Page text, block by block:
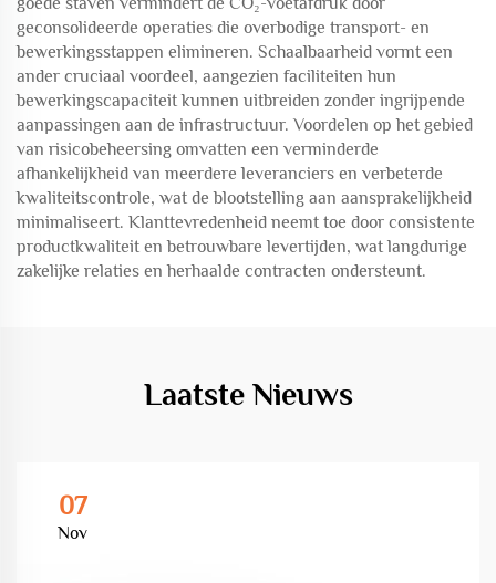
geconsolideerde operaties die overbodige transport- en
bewerkingsstappen elimineren. Schaalbaarheid vormt een
ander cruciaal voordeel, aangezien faciliteiten hun
bewerkingscapaciteit kunnen uitbreiden zonder ingrijpende
aanpassingen aan de infrastructuur. Voordelen op het gebied
van risicobeheersing omvatten een verminderde
afhankelijkheid van meerdere leveranciers en verbeterde
kwaliteitscontrole, wat de blootstelling aan aansprakelijkheid
minimaliseert. Klanttevredenheid neemt toe door consistente
productkwaliteit en betrouwbare levertijden, wat langdurige
zakelijke relaties en herhaalde contracten ondersteunt.
Laatste Nieuws
07
Nov